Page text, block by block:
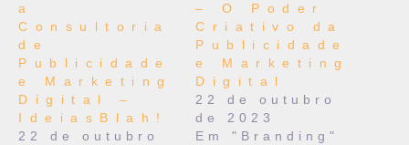
a
Consultoria
de
Publicidade
e Marketing
Digital –
IdeiasBlah!
22 de outubro
– O Poder
Criativo da
Publicidade
e Marketing
Digital
22 de outubro
de 2023
Em "Branding"